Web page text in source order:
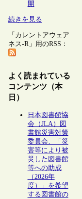
開
続きを見る
「カレントアウェア
ネス-R」用のRSS：
よく読まれている
コンテンツ（本
日）
日本図書館協
会（JLA）図
書館災害対策
委員会、「災
害等により被
災した図書館
等への助成
（2026年
度）」を希望
する図書館の